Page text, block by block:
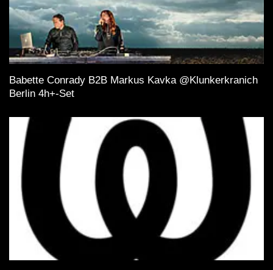
Babette Conrady B2B Markus Kavka @Klunkerkranich
Berlin 4h+-Set